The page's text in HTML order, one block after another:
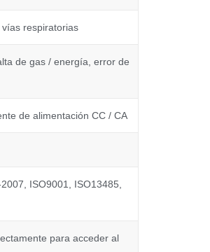
respiratorias
de gas / energía, error de
de alimentación CC / CA
ISO9001, ISO13485,
para acceder al